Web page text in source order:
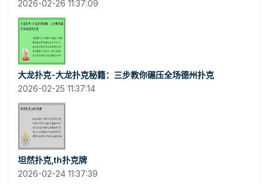
2026-02-26 11:37:09
大龙扑克-大龙扑克秘籍：三步教你碾压全场德州扑克
2026-02-25 11:37:14
坦然扑克,th扑克牌
2026-02-24 11:37:39